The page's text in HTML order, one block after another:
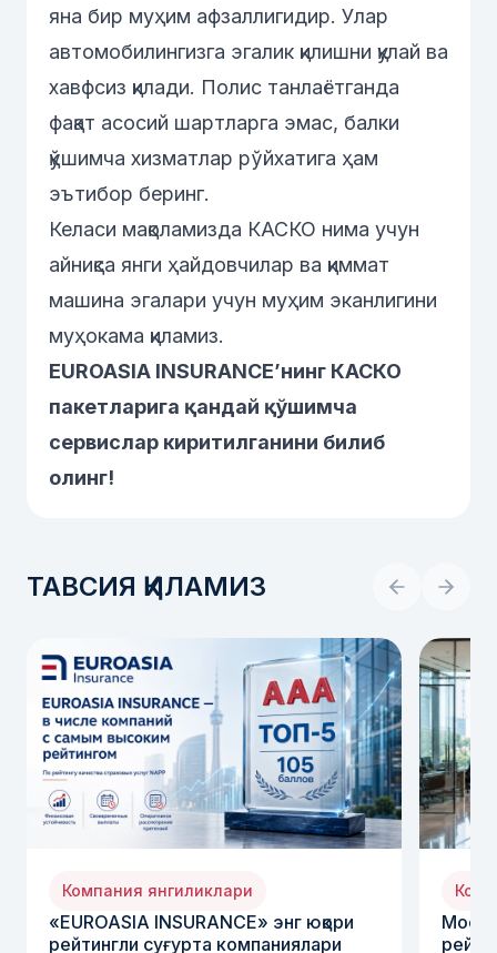
яна бир муҳим афзаллигидир. Улар
автомобилингизга эгалик қилишни қулай ва
хавфсиз қилади. Полис танлаётганда
фақат асосий шартларга эмас, балки
қўшимча хизматлар рўйхатига ҳам
эътибор беринг.
Келаси мақоламизда КАСКО нима учун
айниқса янги ҳайдовчилар ва қиммат
машина эгалари учун муҳим эканлигини
муҳокама қиламиз.
EUROASIA INSURANCEʼнинг КАСКО
пакетларига қандай қўшимча
сервислар киритилганини билиб
олинг!
ТАВСИЯ ҚИЛАМИЗ
Компания янгиликлари
«EUROASIA INSURANCE» энг юқори
рейтингли суғурта компаниялари